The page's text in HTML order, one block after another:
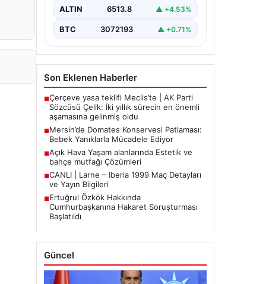
Aile, misafirlikte oldukları…
ALTIN 6513.8 ▲ +4.53%
BTC 3072193 ▲ +0.71%
Son Eklenen Haberler
■Çerçeve yasa teklifi Meclis’te | AK Parti
Sözcüsü Çelik: İki yıllık sürecin en önemli
aşamasına gelinmiş oldu
■Mersin’de Domates Konservesi Patlaması:
Bebek Yanıklarla Mücadele Ediyor
■Açık Hava Yaşam alanlarında Estetik ve
bahçe mutfağı Çözümleri
■CANLI | Larne – Iberia 1999 Maç Detayları
ve Yayın Bilgileri
■Ertuğrul Özkök Hakkında
Cumhurbaşkanına Hakaret Soruşturması
Başlatıldı
Güncel